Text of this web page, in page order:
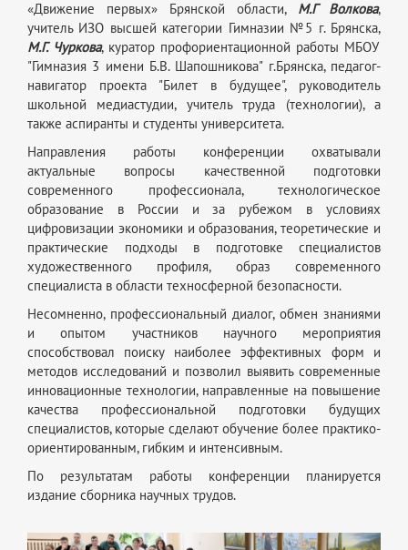
«Движение первых» Брянской области, М.Г Волкова,
учитель ИЗО высшей категории Гимназии №5 г. Брянска,
М.Г. Чуркова, куратор профориентационной работы МБОУ
"Гимназия 3 имени Б.В. Шапошникова" г.Брянска, педагог-
навигатор проекта "Билет в будущее", руководитель
школьной медиастудии, учитель труда (технологии), а
также аспиранты и студенты университета.
Направления работы конференции охватывали
актуальные вопросы качественной подготовки
современного профессионала, технологическое
образование в России и за рубежом в условиях
цифровизации экономики и образования, теоретические и
практические подходы в подготовке специалистов
художественного профиля, образ современного
специалиста в области техносферной безопасности.
Несомненно, профессиональный диалог, обмен знаниями
и опытом участников научного мероприятия
способствовал поиску наиболее эффективных форм и
методов исследований и позволил выявить современные
инновационные технологии, направленные на повышение
качества профессиональной подготовки будущих
специалистов, которые сделают обучение более практико-
ориентированным, гибким и интенсивным.
По результатам работы конференции планируется
издание сборника научных трудов.